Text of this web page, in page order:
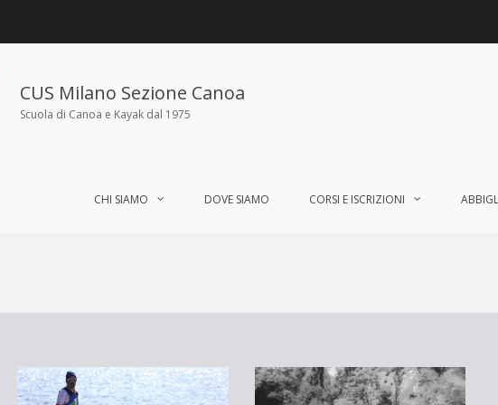
CUS Milano Sezione Canoa
Scuola di Canoa e Kayak dal 1975
CHI SIAMO DOVE SIAMO CORSI E ISCRIZIONI